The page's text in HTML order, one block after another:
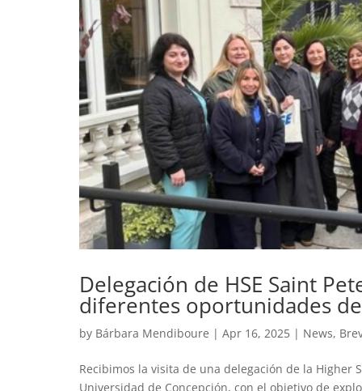
Delegación de HSE Saint
diferentes oportunidades
by Bárbara Mendiboure | Apr 16, 2025 | News,
Recibimos la visita de una delegación de la Higher
Universidad de Concepción, con el objetivo de